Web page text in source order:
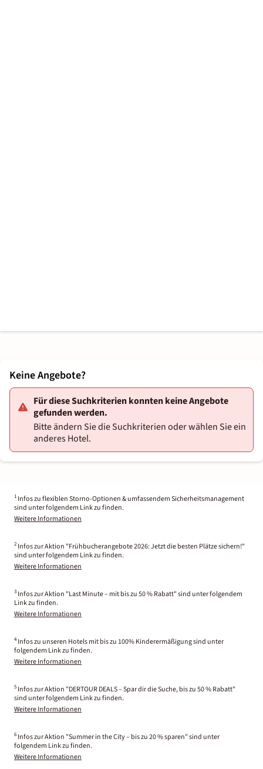
Keine Angebote?
Für diese Suchkriterien konnten keine Angebote
gefunden werden.
Bitte ändern Sie die Suchkriterien oder wählen Sie ein
anderes Hotel.
1 Infos zu flexiblen Storno-Optionen & umfassendem Sicherheitsmanagement
sind unter folgendem Link zu finden.
Weitere Informationen
2 Infos zur Aktion "Frühbucherangebote 2026: Jetzt die besten Plätze sichern!"
sind unter folgendem Link zu finden.
Weitere Informationen
3 Infos zur Aktion "Last Minute – mit bis zu 50 % Rabatt" sind unter folgendem
Link zu finden.
Weitere Informationen
4 Infos zu unseren Hotels mit bis zu 100% Kinderermäßigung sind unter
folgendem Link zu finden.
Weitere Informationen
5 Infos zur Aktion "DERTOUR DEALS – Spar dir die Suche, bis zu 50 % Rabatt"
sind unter folgendem Link zu finden.
Weitere Informationen
6 Infos zur Aktion "Summer in the City – bis zu 20 % sparen" sind unter
folgendem Link zu finden.
Weitere Informationen